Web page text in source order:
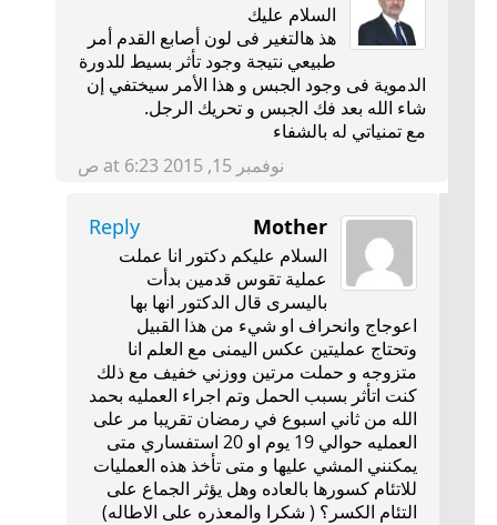
السلام عليك
هذ هالتغير فى لون أصابع القدم أمر
طبيعي نتيجة وجود تأثر بسيط للدورة
الدموية فى وجود الجبس و هذا الأمر سيختفي إن
شاء الله بعد فك الجبس و تحريك الرجل.
مع تمنياتي له بالشفاء
نوفمبر 15, 2015 at 6:23 ص
Mother
Reply
السلام عليكم دكتور انا عملت
عملية تقوس قدمين بدأت
باليسرى قال الدكتور انها بها
اعوجاج وانحراف او شيء من هذا القبيل
وتحتاج عمليتين عكس اليمنى مع العلم انا
متزوجه و حملت مرتين ووزني خفيف مع ذلك
كنت اتأثر بسبب الحمل وتم اجراء العمليه بحمد
الله من ثاني اسبوع في رمضان تقريبا مر على
العمليه حوالي 19 يوم او 20 استفساري متى
يمكنني المشي عليها و متى تأخذ هذه العمليات
للاتئام كسورها بالعاده وهل يؤثر الجماع على
التئام الكسر؟ ( شكرا والمعذره على الاطاله)